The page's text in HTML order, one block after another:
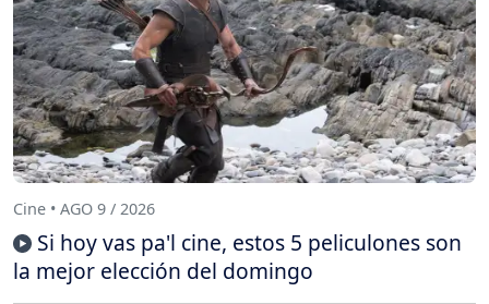
Cine • AGO 9 / 2026
Si hoy vas pa'l cine, estos 5 peliculones son
la mejor elección del domingo